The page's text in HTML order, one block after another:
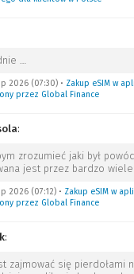
2026 (07:30) • Zakup eSIM w
przez Global Finance
:
zrozumieć jaki był
jest przez bardzo wiele
2026 (07:12) • Zakup eSIM w
przez Global Finance
:
zajmować się pierdołami